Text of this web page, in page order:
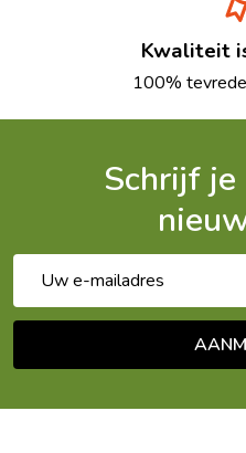
Kwaliteit
100%
Schrijf je
mailadres